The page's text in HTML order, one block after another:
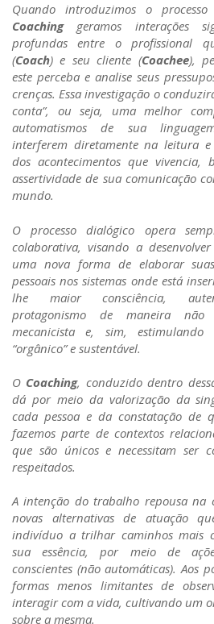
Quando introduzimos o
Coaching geramos interações
profundas entre o profissional
(Coach) e seu cliente (Coachee),
este perceba e analise seus
crenças. Essa investigação o
conta”, ou seja, uma melhor
automatismos de sua
interferem diretamente na leitura e
dos acontecimentos que vivencia,
assertividade de sua comunicação
mundo.
O processo dialógico opera
colaborativa, visando a
uma nova forma de elaborar
pessoais nos sistemas onde está
lhe maior consciência,
protagonismo de maneira não
mecanicista e, sim, estimulando
“orgânico” e sustentável.
O Coaching, conduzido dentro
dá por meio da valorização da
cada pessoa e da constatação de
fazemos parte de contextos
que são únicos e necessitam ser
respeitados.
A intenção do trabalho repousa na
novas alternativas de atuação
indivíduo a trilhar caminhos mais
sua essência, por meio de
conscientes (não automáticas). Aos
formas menos limitantes de
interagir com a vida, cultivando um
sobre a mesma.